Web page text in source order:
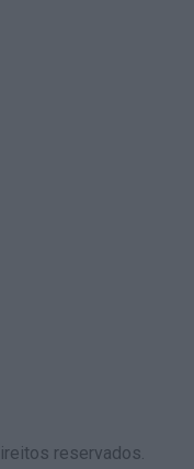
reservados.